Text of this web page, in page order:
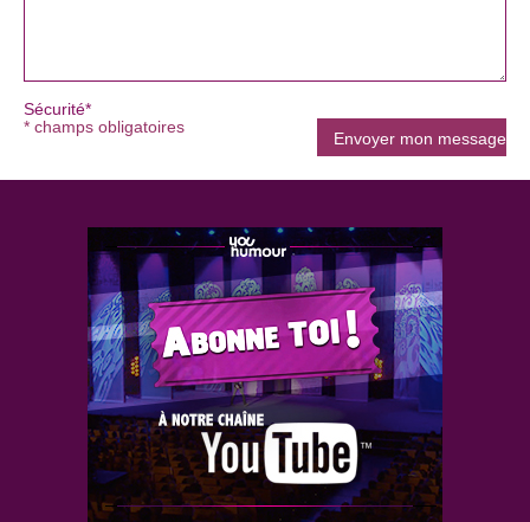
Sécurité*
* champs obligatoires